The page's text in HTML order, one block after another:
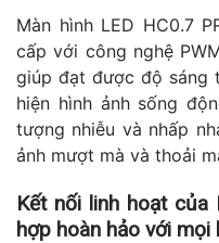
Màn hình LED HC0.7
cấp với công nghệ
giúp đạt được độ sáng
hiện hình ảnh sống
tượng nhiễu và nhấp
ảnh mượt mà và thoải
Kết nối linh hoạt của
hợp hoàn hảo với mọi